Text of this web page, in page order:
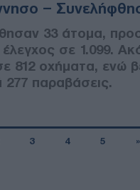
–
33 άτομα,
έλεγχος σε 1.099.
812 οχήματα, ενώ
277 παραβάσεις.
3 4 5 »